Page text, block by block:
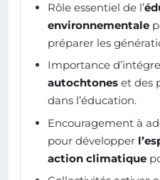
Rôle essentiel de l’
environnementale
préparer les
Importance
autochtones et des
dans l’éducation.
Encouragement à
pour développer
action climatique